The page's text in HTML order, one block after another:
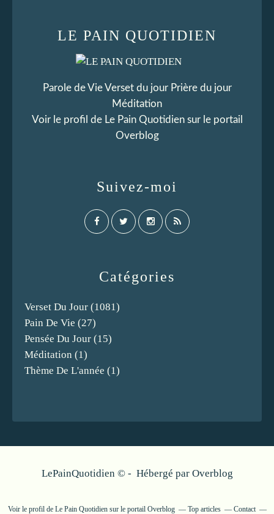
Catégories
Verset Du Jour (1081)
Pain De Vie (27)
Pensée Du Jour (15)
Méditation (1)
Thème De L'année (1)
LE PAIN QUOTIDIEN
Parole de Vie Verset du jour Prière du jour
Méditation
Voir le profil de Le Pain Quotidiensur le portail
Overblog
Suivez-moi
LePainQuotidien © - Hébergé par Overblog
Voir le profil de Le Pain Quotidiensur le portail Overblog Top articles Contact